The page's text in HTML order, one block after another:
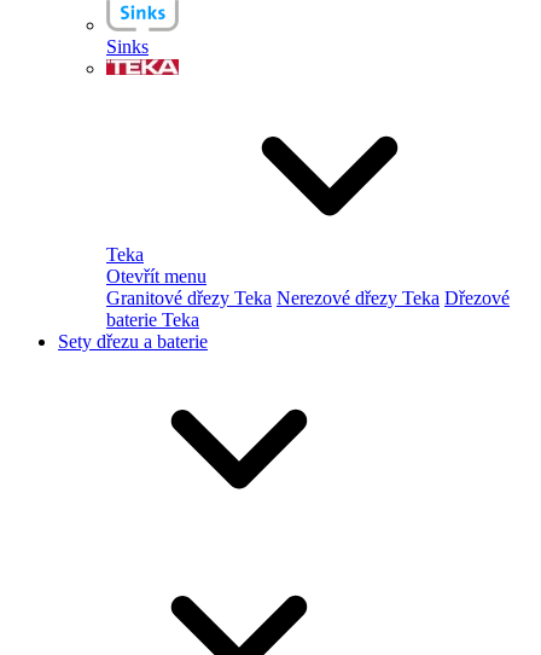
Sinks
Teka
Otevřít menu
Granitové dřezy Teka Nerezové dřezy Teka Dřezové
baterie Teka
Sety dřezu a baterie